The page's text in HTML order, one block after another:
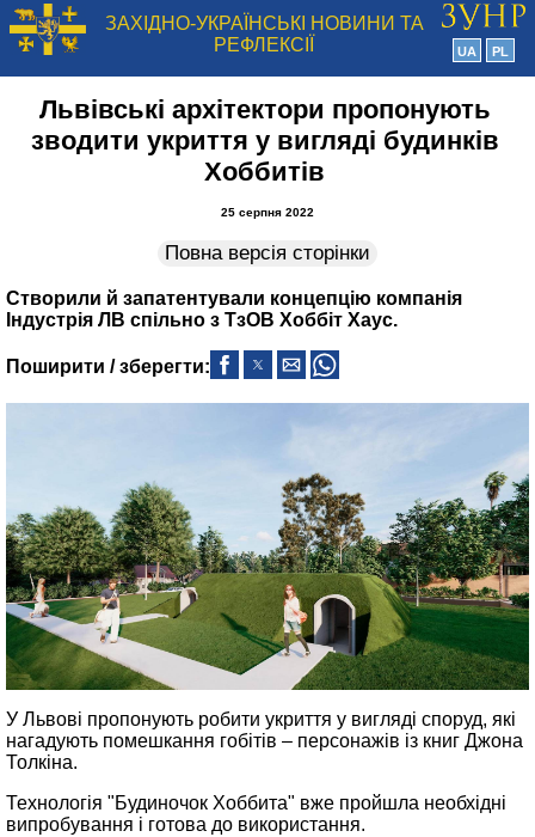
ЗАХІДНО-УКРАЇНСЬКІ НОВИНИ ТА
РЕФЛЕКСІЇ
UA PL
Львівські архітектори пропонують
зводити укриття у вигляді будинків
Хоббитів
25 серпня 2022
Повна версія сторінки
Створили й запатентували концепцію компанія
Індустрія ЛВ спільно з ТзОВ Хоббіт Хаус.
Поширити / зберегти:
У Львові пропонують робити укриття у вигляді споруд, які
нагадують помешкання гобітів – персонажів із книг Джона
Толкіна.
Технологія "Будиночок Хоббита" вже пройшла необхідні
випробування і готова до використання.